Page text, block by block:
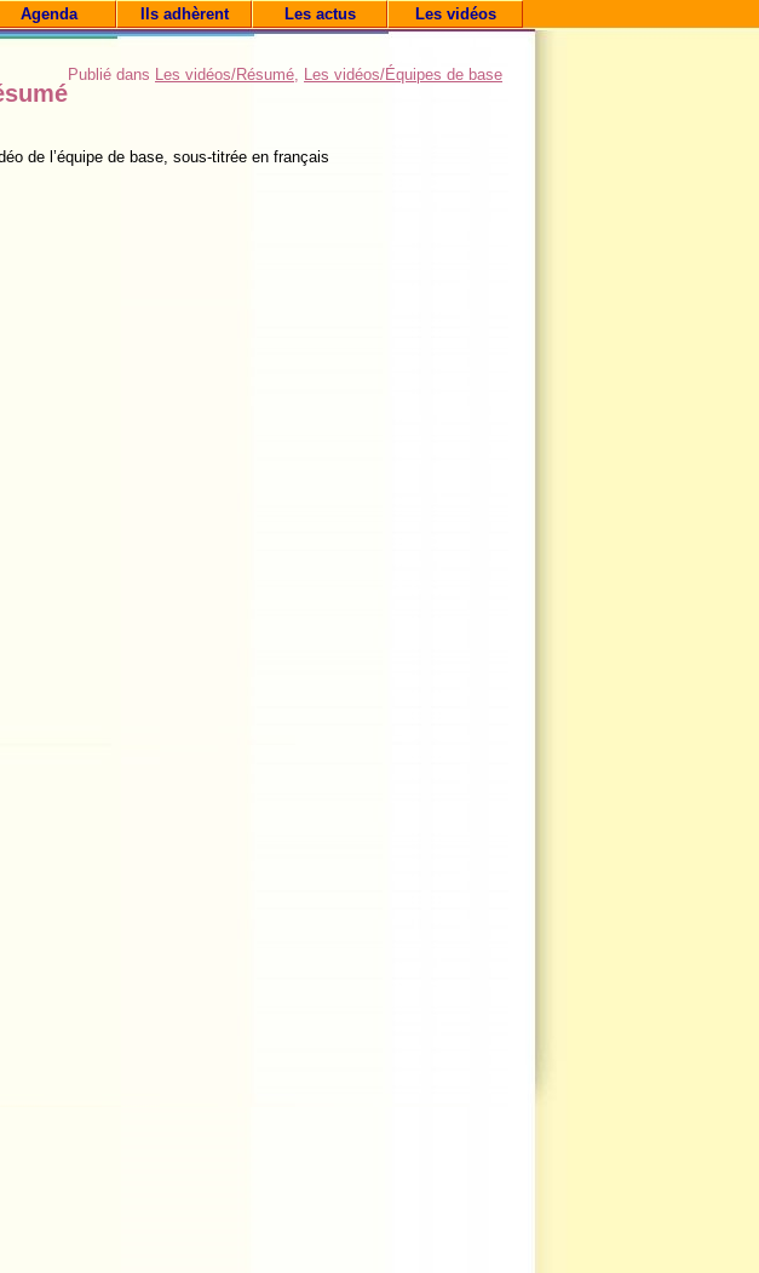
Agenda Ils adhèrent Les actus Les vidéos
Publié dans Les vidéos/Résumé, Les vidéos/Équipes de base
de l’équipe de base, sous-titrée en français